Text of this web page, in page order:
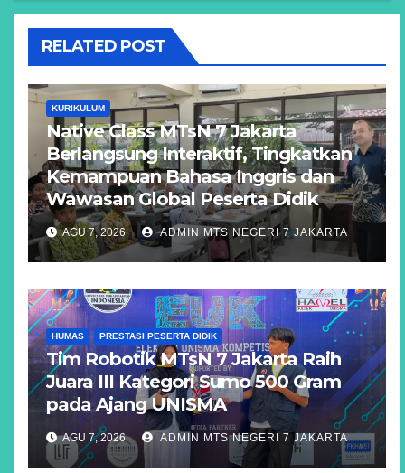
RELATED POST
KURIKULUM
Native Class MTsN 7 Jakarta
Berlangsung Interaktif, Tingkatkan
Kemampuan Bahasa Inggris dan
Wawasan Global Peserta Didik
AGU 7, 2026 ADMIN MTS NEGERI 7 JAKARTA
HUMAS PRESTASI PESERTA DIDIK
Tim Robotik MTsN 7 Jakarta Raih
Juara III Kategori Sumo 500 Gram
pada Ajang UNISMA
AGU 7, 2026 ADMIN MTS NEGERI 7 JAKARTA